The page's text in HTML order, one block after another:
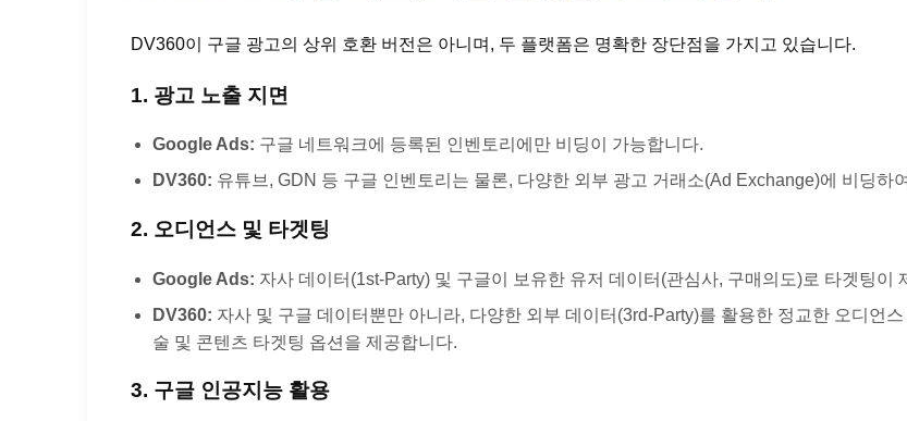
DV360이 구글 광고의 상위 호환 버전은 아니며, 두 플랫폼은 명확한 장단점을 가지고 있습니다.
1. 광고 노출 지면
Google Ads: 구글 네트워크에 등록된 인벤토리에만 비딩이 가능합니다.
DV360: 유튜브, GDN 등 구글 인벤토리는 물론, 다양한 외부 광고 거래소(Ad Exchange)에 비딩하
2. 오디언스 및 타겟팅
Google Ads: 자사 데이터(1st-Party) 및 구글이 보유한 유저 데이터(관심사, 구매의도)로 타겟팅이
DV360: 자사 및 구글 데이터뿐만 아니라, 다양한 외부 데이터(3rd-Party)를 활용한 정교한 오디언
술 및 콘텐츠 타겟팅 옵션을 제공합니다.
3. 구글 인공지능 활용